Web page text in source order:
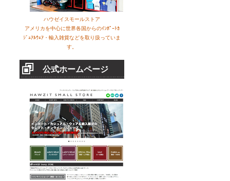
ハウゼイスモールストア
アメリカを中心に世界各国からのｲﾝﾎﾟｰﾄｶ
ｼﾞｭｱﾙｳｪｱ・輸入雑貨などを取り扱っていま
す。
公式ホームページ